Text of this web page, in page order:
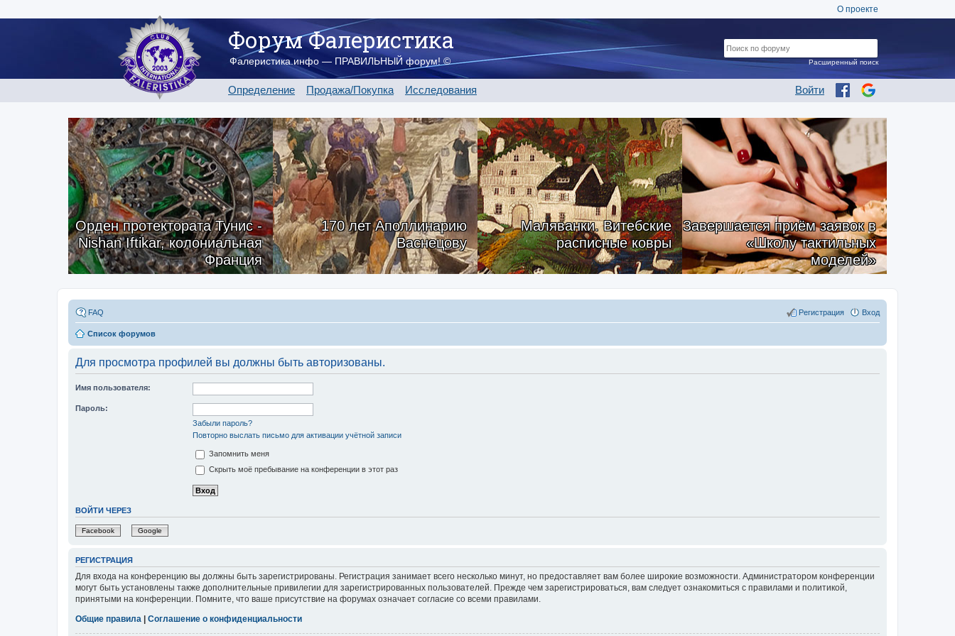
О проекте
Форум Фалеристика
Фалеристика.инфо — ПРАВИЛЬНЫЙ форум! ©
Определение Продажа/Покупка Исследования Войти
Расширенный поиск
Орден протектората Тунис -
Nishan Iftikar, колониальная
Франция
170 лет Аполлинарию
Васнецову
Маляванки. Витебские
расписные ковры
Завершается приём заявок в
«Школу тактильных
моделей»
FAQ Вход
Регистрация
Список форумов
Для просмотра профилей вы должны быть авторизованы.
Имя пользователя:
Пароль:
Забыли пароль?
Повторно выслать письмо для активации учётной записи
Запомнить меня
Скрыть моё пребывание на конференции в этот раз
ВОЙТИ ЧЕРЕЗ
Facebook Google
РЕГИСТРАЦИЯ
Для входа на конференцию вы должны быть зарегистрированы. Регистрация занимает всего несколько минут, но предоставляет вам более широкие возможности. Администратором конференции
могут быть установлены также дополнительные привилегии для зарегистрированных пользователей. Прежде чем зарегистрироваться, вам следует ознакомиться с правилами и политикой,
принятыми на конференции. Помните, что ваше присутствие на форумах означает согласие со всеми правилами.
Общие правила
Соглашение о конфиденциальности